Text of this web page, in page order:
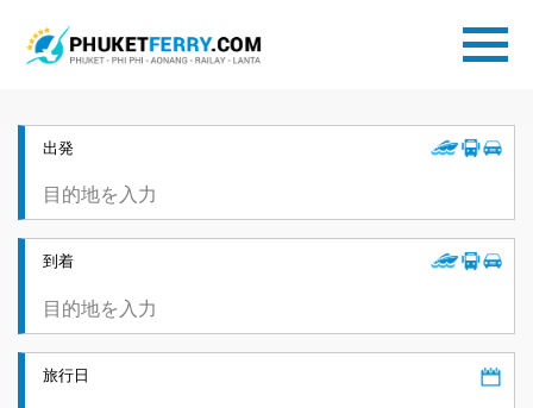
出発
到着
旅行日